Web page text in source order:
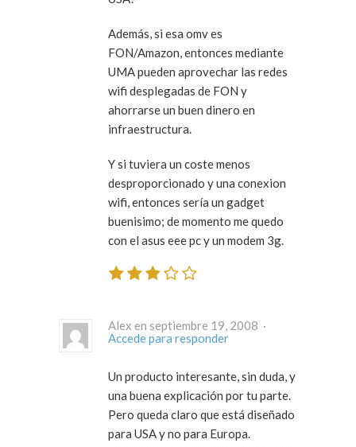
Además, si esa omv es
FON/Amazon, entonces mediante
UMA pueden aprovechar las redes
wifi desplegadas de FON y
ahorrarse un buen dinero en
infraestructura.
Y si tuviera un coste menos
desproporcionado y una conexion
wifi, entonces sería un gadget
buenisimo; de momento me quedo
con el asus eee pc y un modem 3g.
Alex en septiembre 19, 2008 ·
Accede para responder
Un producto interesante, sin duda, y
una buena explicación por tu parte.
Pero queda claro que está diseñado
para USA y no para Europa.